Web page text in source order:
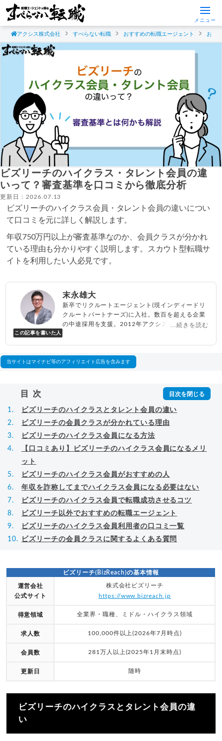
メニュー
アクシス株式会社 すべらない転職 おすすめの転職エージェント おす
ビズリーチのハイクラス・タレント会員の違
いって？審査基準を口コミから徹底分析
更新日：2026.07.13
ビズリーチのハイクラス会員・タレント会員の違いについ
て口コミを元に詳しく解説します。
年収750万円以上が審査基準なのか、会員クラスが分かれ
ている理由も分かりやすく説明します。スカウト型転職サ
イトを利用したい人必見です。
この記事を書いた人
末永雄大
新卒でリクルートエージェント(現インディードリ
クルートパートナーズ)に入社。数百を超える企業
の中途採用を支援。2012年アクシス(株)設立、代
べらない転職エージェント
...続きを読む
当サイトはマイナビ等のアフィリエイト広告を含みます
目次
ビズリーチのハイクラスとタレント会員の違い
ビズリーチの会員クラスが分かれている理由
ビズリーチのハイクラス会員になる方法
【口コミあり】ビズリーチのハイクラス会員になるメリ
ット
ビズリーチのハイクラス会員がおすすめの人
年収を詐称してまでハイクラス会員になる必要はない
ビズリーチのハイクラス会員で転職成功させるコツ
ビズリーチ以外でおすすめの転職エージェント
ビズリーチのハイクラス会員利用者の口コミ一覧
ビズリーチの会員クラスに関するよくある質問
ビズリーチ(BizReach)の基本情報
運営会社
公式サイト
株式会社ビズリーチ
https://www.bizreach.jp
得意領域 全業界・職種、ミドル・ハイクラス領域
求人数 100,000件以上(2026年7月時点)
会員数 281万人以上(2025年1月末時点)
更新日 随時
ビズリーチのハイクラスとタレント会員の違
い